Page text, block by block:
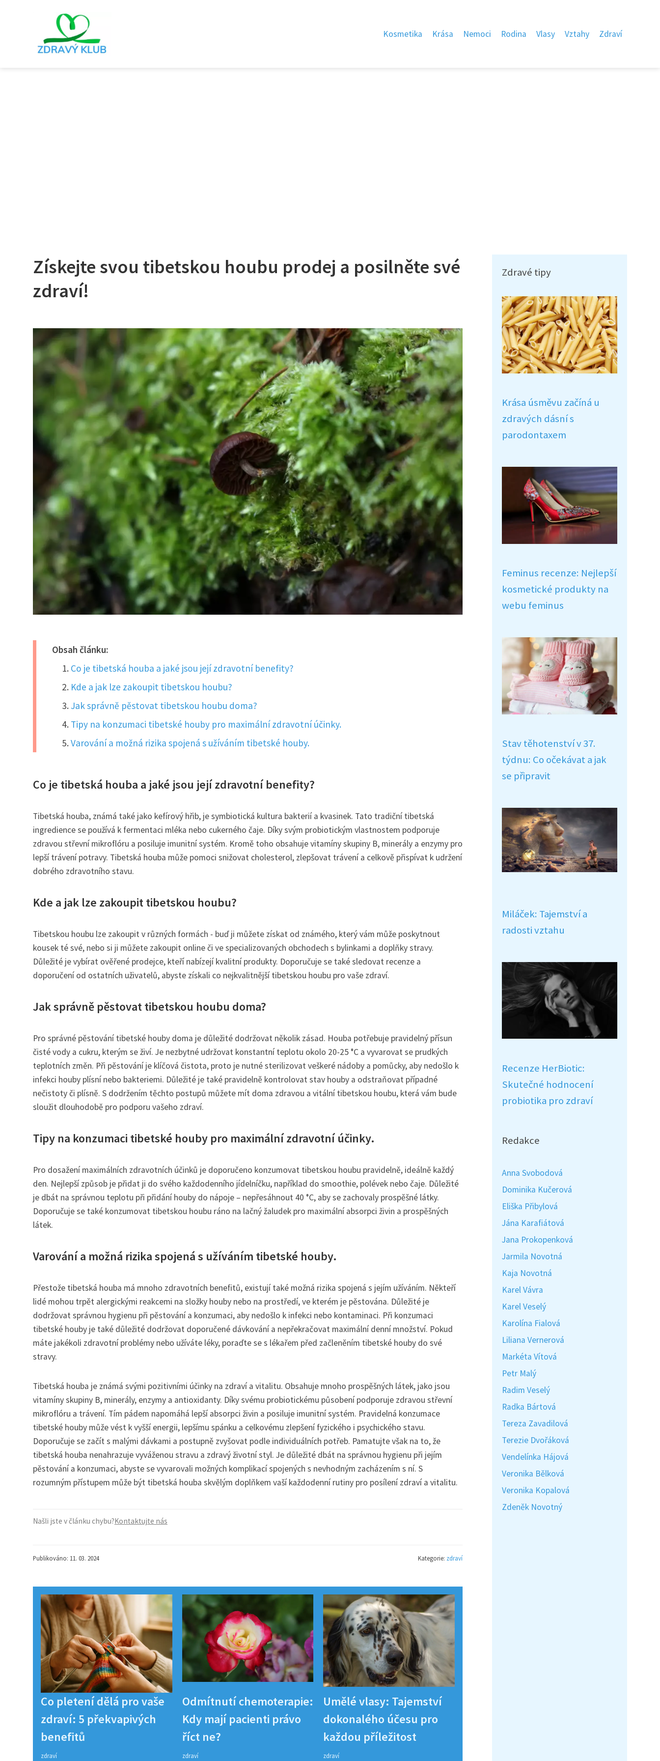
Kosmetika Krása Nemoci Rodina Vlasy Vztahy Zdraví
Získejte svou tibetskou houbu prodej a posilněte své
zdraví!
Obsah článku:
Co je tibetská houba a jaké jsou její zdravotní benefity?
Kde a jak lze zakoupit tibetskou houbu?
Jak správně pěstovat tibetskou houbu doma?
Tipy na konzumaci tibetské houby pro maximální zdravotní účinky.
Varování a možná rizika spojená s užíváním tibetské houby.
Co je tibetská houba a jaké jsou její zdravotní benefity?
Tibetská houba, známá také jako kefírový hřib, je symbiotická kultura bakterií a kvasinek. Tato tradiční tibetská
ingredience se používá k fermentaci mléka nebo cukerného čaje. Díky svým probiotickým vlastnostem podporuje
zdravou střevní mikroflóru a posiluje imunitní systém. Kromě toho obsahuje vitamíny skupiny B, minerály a enzymy pro
lepší trávení potravy. Tibetská houba může pomoci snižovat cholesterol, zlepšovat trávení a celkově přispívat k udržení
dobrého zdravotního stavu.
Kde a jak lze zakoupit tibetskou houbu?
Tibetskou houbu lze zakoupit v různých formách - buď ji můžete získat od známého, který vám může poskytnout
kousek té své, nebo si ji můžete zakoupit online či ve specializovaných obchodech s bylinkami a doplňky stravy.
Důležité je vybírat ověřené prodejce, kteří nabízejí kvalitní produkty. Doporučuje se také sledovat recenze a
doporučení od ostatních uživatelů, abyste získali co nejkvalitnější tibetskou houbu pro vaše zdraví.
Jak správně pěstovat tibetskou houbu doma?
Pro správné pěstování tibetské houby doma je důležité dodržovat několik zásad. Houba potřebuje pravidelný přísun
čisté vody a cukru, kterým se živí. Je nezbytné udržovat konstantní teplotu okolo 20-25 °C a vyvarovat se prudkých
teplotních změn. Při pěstování je klíčová čistota, proto je nutné sterilizovat veškeré nádoby a pomůcky, aby nedošlo k
infekci houby plísní nebo bakteriemi. Důležité je také pravidelně kontrolovat stav houby a odstraňovat případné
nečistoty či plísně. S dodržením těchto postupů můžete mít doma zdravou a vitální tibetskou houbu, která vám bude
sloužit dlouhodobě pro podporu vašeho zdraví.
Tipy na konzumaci tibetské houby pro maximální zdravotní účinky.
Pro dosažení maximálních zdravotních účinků je doporučeno konzumovat tibetskou houbu pravidelně, ideálně každý
den. Nejlepší způsob je přidat ji do svého každodenního jídelníčku, například do smoothie, polévek nebo čaje. Důležité
je dbát na správnou teplotu při přidání houby do nápoje – nepřesáhnout 40 °C, aby se zachovaly prospěšné látky.
Doporučuje se také konzumovat tibetskou houbu ráno na lačný žaludek pro maximální absorpci živin a prospěšných
látek.
Varování a možná rizika spojená s užíváním tibetské houby.
Přestože tibetská houba má mnoho zdravotních benefitů, existují také možná rizika spojená s jejím užíváním. Někteří
lidé mohou trpět alergickými reakcemi na složky houby nebo na prostředí, ve kterém je pěstována. Důležité je
dodržovat správnou hygienu při pěstování a konzumaci, aby nedošlo k infekci nebo kontaminaci. Při konzumaci
tibetské houby je také důležité dodržovat doporučené dávkování a nepřekračovat maximální denní množství. Pokud
máte jakékoli zdravotní problémy nebo užíváte léky, poraďte se s lékařem před začleněním tibetské houby do své
stravy.
Tibetská houba je známá svými pozitivními účinky na zdraví a vitalitu. Obsahuje mnoho prospěšných látek, jako jsou
vitamíny skupiny B, minerály, enzymy a antioxidanty. Díky svému probiotickému působení podporuje zdravou střevní
mikroflóru a trávení. Tím pádem napomáhá lepší absorpci živin a posiluje imunitní systém. Pravidelná konzumace
tibetské houby může vést k vyšší energii, lepšímu spánku a celkovému zlepšení fyzického i psychického stavu.
Doporučuje se začít s malými dávkami a postupně zvyšovat podle individuálních potřeb. Pamatujte však na to, že
tibetská houba nenahrazuje vyváženou stravu a zdravý životní styl. Je důležité dbát na správnou hygienu při jejím
pěstování a konzumaci, abyste se vyvarovali možných komplikací spojených s nevhodným zacházením s ní. S
rozumným přístupem může být tibetská houba skvělým doplňkem vaší každodenní rutiny pro posílení zdraví a vitalitu.
Našli jste v článku chybu?Kontaktujte nás
Publikováno: 11. 03. 2024 Kategorie: zdraví
Co pletení dělá pro vaše
zdraví: 5 překvapivých
benefitů
zdraví
Odmítnutí chemoterapie:
Kdy mají pacienti právo
říct ne?
zdraví
Umělé vlasy: Tajemství
dokonalého účesu pro
každou příležitost
zdraví
Zdravé tipy
Krása úsměvu začíná u
zdravých dásní s
parodontaxem
Feminus recenze: Nejlepší
kosmetické produkty na
webu feminus
Stav těhotenství v 37.
týdnu: Co očekávat a jak
se připravit
Miláček: Tajemství a
radosti vztahu
Recenze HerBiotic:
Skutečné hodnocení
probiotika pro zdraví
Redakce
Anna Svobodová
Dominika Kučerová
Eliška Přibylová
Jána Karafiátová
Jana Prokopenková
Jarmila Novotná
Kaja Novotná
Karel Vávra
Karel Veselý
Karolína Fialová
Liliana Vernerová
Markéta Vítová
Petr Malý
Radim Veselý
Radka Bártová
Tereza Zavadilová
Terezie Dvořáková
Vendelínka Hájová
Veronika Bělková
Veronika Kopalová
Zdeněk Novotný